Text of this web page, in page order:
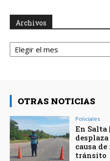
Archivos
Archivos
OTRAS NOTICIAS
Policiales
En Salta
causa
tránsito